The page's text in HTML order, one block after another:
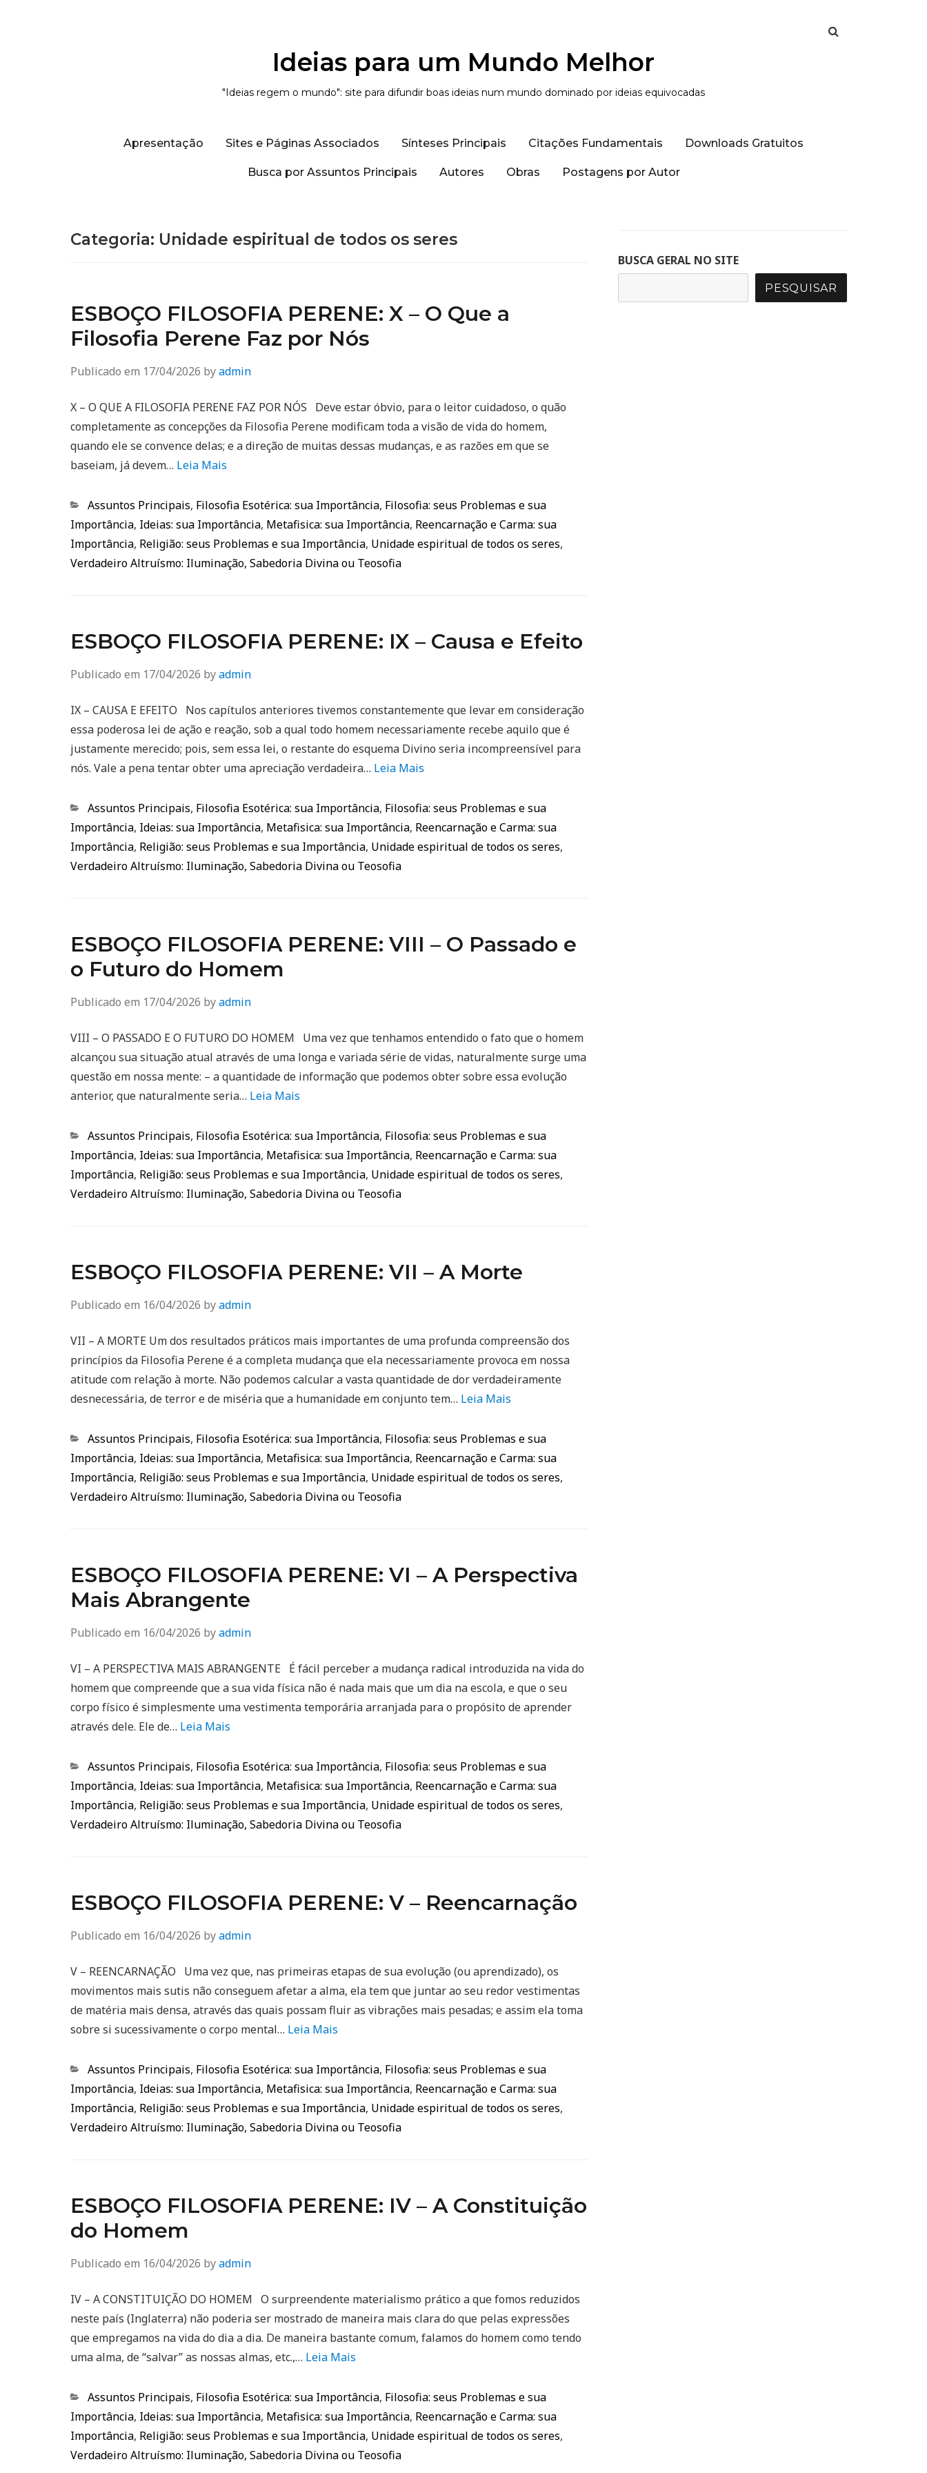
Ideias para um Mundo Melhor
"Ideias regem o mundo": site para difundir boas ideias num mundo dominado por ideias equivocadas
Apresentação Sites e Páginas Associados Sínteses Principais Citações Fundamentais Downloads Gratuitos
Busca por Assuntos Principais Autores Obras Postagens por Autor
Categoria: Unidade espiritual de todos os seres
ESBOÇO FILOSOFIA PERENE: X – O Que a
Filosofia Perene Faz por Nós
Publicado em 17/04/2026 byadmin
X – O QUE A FILOSOFIA PERENE FAZ POR NÓS Deve estar óbvio, para o leitor cuidadoso, o quão
completamente as concepções da Filosofia Perene modificam toda a visão de vida do homem,
quando ele se convence delas; e a direção de muitas dessas mudanças, e as razões em que se
baseiam, já devem… Leia Mais
Categorias
Assuntos Principais, Filosofia Esotérica: sua Importância, Filosofia: seus Problemas e sua
Importância, Ideias: sua Importância, Metafisica: sua Importância, Reencarnação e Carma: sua
Importância, Religião: seus Problemas e sua Importância, Unidade espiritual de todos os seres,
Verdadeiro Altruísmo: Iluminação, Sabedoria Divina ou Teosofia
ESBOÇO FILOSOFIA PERENE: IX – Causa e Efeito
Publicado em 17/04/2026 byadmin
IX – CAUSA E EFEITO Nos capítulos anteriores tivemos constantemente que levar em consideração
essa poderosa lei de ação e reação, sob a qual todo homem necessariamente recebe aquilo que é
justamente merecido; pois, sem essa lei, o restante do esquema Divino seria incompreensível para
nós. Vale a pena tentar obter uma apreciação verdadeira… Leia Mais
Categorias
Assuntos Principais, Filosofia Esotérica: sua Importância, Filosofia: seus Problemas e sua
Importância, Ideias: sua Importância, Metafisica: sua Importância, Reencarnação e Carma: sua
Importância, Religião: seus Problemas e sua Importância, Unidade espiritual de todos os seres,
Verdadeiro Altruísmo: Iluminação, Sabedoria Divina ou Teosofia
ESBOÇO FILOSOFIA PERENE: VIII – O Passado e
o Futuro do Homem
Publicado em 17/04/2026 byadmin
VIII – O PASSADO E O FUTURO DO HOMEM Uma vez que tenhamos entendido o fato que o homem
alcançou sua situação atual através de uma longa e variada série de vidas, naturalmente surge uma
questão em nossa mente: – a quantidade de informação que podemos obter sobre essa evolução
anterior, que naturalmente seria… Leia Mais
Categorias
Assuntos Principais, Filosofia Esotérica: sua Importância, Filosofia: seus Problemas e sua
Importância, Ideias: sua Importância, Metafisica: sua Importância, Reencarnação e Carma: sua
Importância, Religião: seus Problemas e sua Importância, Unidade espiritual de todos os seres,
Verdadeiro Altruísmo: Iluminação, Sabedoria Divina ou Teosofia
ESBOÇO FILOSOFIA PERENE: VII – A Morte
Publicado em 16/04/2026 byadmin
VII – A MORTE Um dos resultados práticos mais importantes de uma profunda compreensão dos
princípios da Filosofia Perene é a completa mudança que ela necessariamente provoca em nossa
atitude com relação à morte. Não podemos calcular a vasta quantidade de dor verdadeiramente
desnecessária, de terror e de miséria que a humanidade em conjunto tem… Leia Mais
Categorias
Assuntos Principais, Filosofia Esotérica: sua Importância, Filosofia: seus Problemas e sua
Importância, Ideias: sua Importância, Metafisica: sua Importância, Reencarnação e Carma: sua
Importância, Religião: seus Problemas e sua Importância, Unidade espiritual de todos os seres,
Verdadeiro Altruísmo: Iluminação, Sabedoria Divina ou Teosofia
ESBOÇO FILOSOFIA PERENE: VI – A Perspectiva
Mais Abrangente
Publicado em 16/04/2026 byadmin
VI – A PERSPECTIVA MAIS ABRANGENTE É fácil perceber a mudança radical introduzida na vida do
homem que compreende que a sua vida física não é nada mais que um dia na escola, e que o seu
corpo físico é simplesmente uma vestimenta temporária arranjada para o propósito de aprender
através dele. Ele de… Leia Mais
Categorias
Assuntos Principais, Filosofia Esotérica: sua Importância, Filosofia: seus Problemas e sua
Importância, Ideias: sua Importância, Metafisica: sua Importância, Reencarnação e Carma: sua
Importância, Religião: seus Problemas e sua Importância, Unidade espiritual de todos os seres,
Verdadeiro Altruísmo: Iluminação, Sabedoria Divina ou Teosofia
ESBOÇO FILOSOFIA PERENE: V – Reencarnação
Publicado em 16/04/2026 byadmin
V – REENCARNAÇÃO Uma vez que, nas primeiras etapas de sua evolução (ou aprendizado), os
movimentos mais sutis não conseguem afetar a alma, ela tem que juntar ao seu redor vestimentas
de matéria mais densa, através das quais possam fluir as vibrações mais pesadas; e assim ela toma
sobre si sucessivamente o corpo mental… Leia Mais
Categorias
Assuntos Principais, Filosofia Esotérica: sua Importância, Filosofia: seus Problemas e sua
Importância, Ideias: sua Importância, Metafisica: sua Importância, Reencarnação e Carma: sua
Importância, Religião: seus Problemas e sua Importância, Unidade espiritual de todos os seres,
Verdadeiro Altruísmo: Iluminação, Sabedoria Divina ou Teosofia
ESBOÇO FILOSOFIA PERENE: IV – A Constituição
do Homem
Publicado em 16/04/2026 byadmin
IV – A CONSTITUIÇÃO DO HOMEM O surpreendente materialismo prático a que fomos reduzidos
neste país (Inglaterra) não poderia ser mostrado de maneira mais clara do que pelas expressões
que empregamos na vida do dia a dia. De maneira bastante comum, falamos do homem como tendo
uma alma, de “salvar” as nossas almas, etc.,… Leia Mais
Categorias
Assuntos Principais, Filosofia Esotérica: sua Importância, Filosofia: seus Problemas e sua
Importância, Ideias: sua Importância, Metafisica: sua Importância, Reencarnação e Carma: sua
Importância, Religião: seus Problemas e sua Importância, Unidade espiritual de todos os seres,
Verdadeiro Altruísmo: Iluminação, Sabedoria Divina ou Teosofia
BUSCA GERAL NO SITE
PESQUISAR